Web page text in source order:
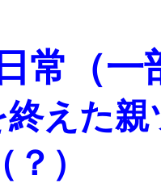
常（一
えた
）